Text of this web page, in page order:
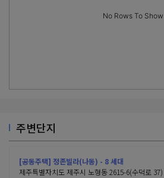
No Rows To Show
주변단지
[공동주택] 정존빌라(나동) - 8 세대
제주특별자치도 제주시 노형동 2615-6(수덕로 37)